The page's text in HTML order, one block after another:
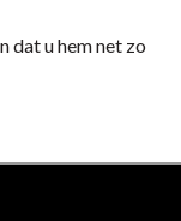
dat u hem net zo